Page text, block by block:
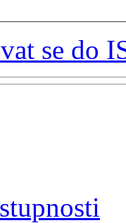
se do